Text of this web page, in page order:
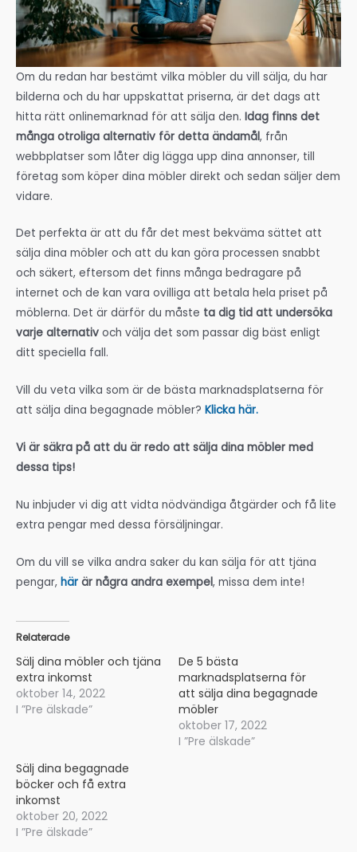
Om du redan har bestämt vilka möbler du vill sälja, du har
bilderna och du har uppskattat priserna, är det dags att
hitta rätt onlinemarknad för att sälja den. Idag finns det
många otroliga alternativ för detta ändamål, från
webbplatser som låter dig lägga upp dina annonser, till
företag som köper dina möbler direkt och sedan säljer dem
vidare.
Det perfekta är att du får det mest bekväma sättet att
sälja dina möbler och att du kan göra processen snabbt
och säkert, eftersom det finns många bedragare på
internet och de kan vara ovilliga att betala hela priset på
möblerna. Det är därför du måste ta dig tid att undersöka
varje alternativ och välja det som passar dig bäst enligt
ditt speciella fall.
Vill du veta vilka som är de bästa marknadsplatserna för
att sälja dina begagnade möbler? Klicka här.
Vi är säkra på att du är redo att sälja dina möbler med
dessa tips!
Nu inbjuder vi dig att vidta nödvändiga åtgärder och få lite
extra pengar med dessa försäljningar.
Om du vill se vilka andra saker du kan sälja för att tjäna
pengar, här är några andra exempel, missa dem inte!
Relaterade
Sälj dina möbler och tjäna
extra inkomst
oktober 14, 2022
I ”Pre älskade”
De 5 bästa
marknadsplatserna för
att sälja dina begagnade
möbler
oktober 17, 2022
I ”Pre älskade”
Sälj dina begagnade
böcker och få extra
inkomst
oktober 20, 2022
I ”Pre älskade”